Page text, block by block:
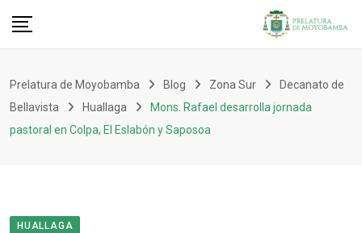
Prelatura de Moyobamba Blog Zona Sur
Decanato de
Bellavista
Huallaga
Mons. Rafael desarrolla jornada
pastoral en Colpa, El Eslabón y Saposoa
HUALLAGA